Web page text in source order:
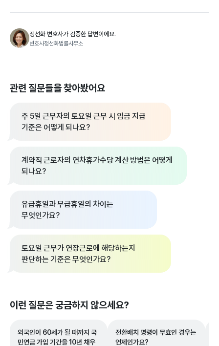
정선화 변호사가 검증한 답변이에요.
변호사정선화법률사무소
관련 질문들을 찾아봤어요
주 5일 근무자의 토요일 근무 시 임금 지급
기준은 어떻게 되나요?
계약직 근로자의 연차휴가수당 계산 방법은 어떻게
되나요?
유급휴일과 무급휴일의 차이는
무엇인가요?
토요일 근무가 연장근로에 해당하는지
판단하는 기준은 무엇인가요?
이런 질문은 궁금하지 않으세요?
외국인이 60세가 될 때까지 국
민연금 가입 기간을 10년 채우
전환배치 명령이 무효인 경우는
언제인가요?